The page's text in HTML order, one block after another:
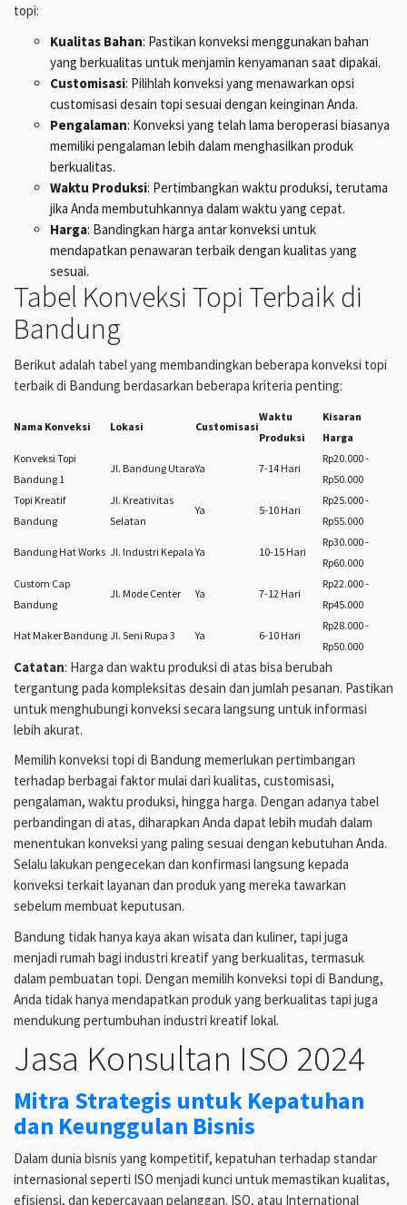
topi:
Kualitas Bahan: Pastikan konveksi menggunakan bahan
yang berkualitas untuk menjamin kenyamanan saat dipakai.
Customisasi: Pilihlah konveksi yang menawarkan opsi
customisasi desain topi sesuai dengan keinginan Anda.
Pengalaman: Konveksi yang telah lama beroperasi biasanya
memiliki pengalaman lebih dalam menghasilkan produk
berkualitas.
Waktu Produksi: Pertimbangkan waktu produksi, terutama
jika Anda membutuhkannya dalam waktu yang cepat.
Harga: Bandingkan harga antar konveksi untuk
mendapatkan penawaran terbaik dengan kualitas yang
sesuai.
Tabel Konveksi Topi Terbaik di
Bandung
Berikut adalah tabel yang membandingkan beberapa konveksi topi
terbaik di Bandung berdasarkan beberapa kriteria penting:
Nama Konveksi Lokasi Customisasi
Waktu
Produksi
Kisaran
Harga
Konveksi Topi
Bandung 1
Jl. Bandung UtaraYa 7-14 Hari
Rp20.000 -
Rp50.000
Topi Kreatif
Bandung
Jl. Kreativitas
Selatan
Ya 5-10 Hari
Rp25.000 -
Rp55.000
Bandung Hat Works Jl. Industri Kepala Ya 10-15 Hari
Rp30.000 -
Rp60.000
Custom Cap
Bandung
Jl. Mode Center Ya 7-12 Hari
Rp22.000 -
Rp45.000
Hat Maker Bandung Jl. Seni Rupa 3 Ya 6-10 Hari
Rp28.000 -
Rp50.000
Catatan: Harga dan waktu produksi di atas bisa berubah
tergantung pada kompleksitas desain dan jumlah pesanan. Pastikan
untuk menghubungi konveksi secara langsung untuk informasi
lebih akurat.
Memilih konveksi topi di Bandung memerlukan pertimbangan
terhadap berbagai faktor mulai dari kualitas, customisasi,
pengalaman, waktu produksi, hingga harga. Dengan adanya tabel
perbandingan di atas, diharapkan Anda dapat lebih mudah dalam
menentukan konveksi yang paling sesuai dengan kebutuhan Anda.
Selalu lakukan pengecekan dan konfirmasi langsung kepada
konveksi terkait layanan dan produk yang mereka tawarkan
sebelum membuat keputusan.
Bandung tidak hanya kaya akan wisata dan kuliner, tapi juga
menjadi rumah bagi industri kreatif yang berkualitas, termasuk
dalam pembuatan topi. Dengan memilih konveksi topi di Bandung,
Anda tidak hanya mendapatkan produk yang berkualitas tapi juga
mendukung pertumbuhan industri kreatif lokal.
Jasa Konsultan ISO 2024
Mitra Strategis untuk Kepatuhan
dan Keunggulan Bisnis
Dalam dunia bisnis yang kompetitif, kepatuhan terhadap standar
internasional seperti ISO menjadi kunci untuk memastikan kualitas,
efisiensi, dan kepercayaan pelanggan. ISO, atau International